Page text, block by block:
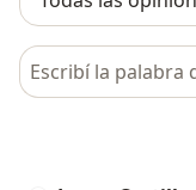
Busca en opiniones